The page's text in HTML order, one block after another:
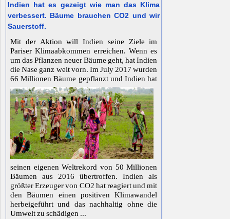
Indien hat es gezeigt wie man das Klima
verbessert. Bäume brauchen CO2 und wir
Sauerstoff.
Mit der Aktion will Indien seine Ziele im
Pariser Klimaabkommen erreichen. Wenn es
um das Pflanzen neuer Bäume geht, hat Indien
die Nase ganz weit vorn. Im July 2017 wurden
66 Millionen Bäume gepflanzt und Indien hat
seinen eigenen Weltrekord von 50 Millionen
Bäumen aus 2016 übertroffen. Indien als
größter Erzeuger von CO2 hat reagiert und mit
den Bäumen einen positiven Klimawandel
herbeigeführt und das nachhaltig ohne die
Umwelt zu schädigen ...